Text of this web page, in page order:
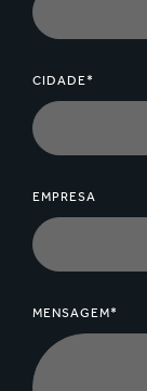
CIDADE*
EMPRESA
MENSAGEM*